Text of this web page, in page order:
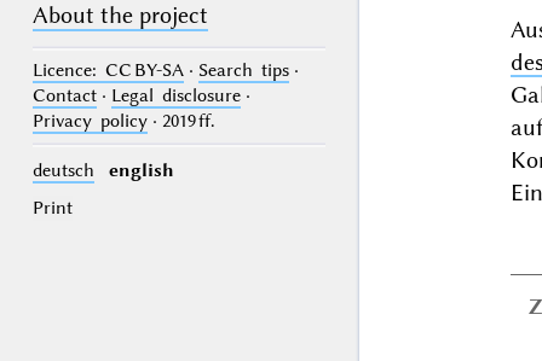
About the project
Licence: CC BY-SA· Search tips·
Contact· Legal disclosure·
Privacy policy· 2019 ff.
deutsch
english
Print